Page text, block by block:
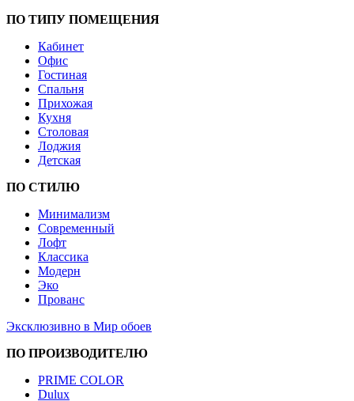
ПО ТИПУ ПОМЕЩЕНИЯ
Кабинет
Офис
Гостиная
Спальня
Прихожая
Кухня
Столовая
Лоджия
Детская
ПО СТИЛЮ
Минимализм
Современный
Лофт
Классика
Модерн
Эко
Прованс
Эксклюзивно в Мир обоев
ПО ПРОИЗВОДИТЕЛЮ
PRIME COLOR
Dulux